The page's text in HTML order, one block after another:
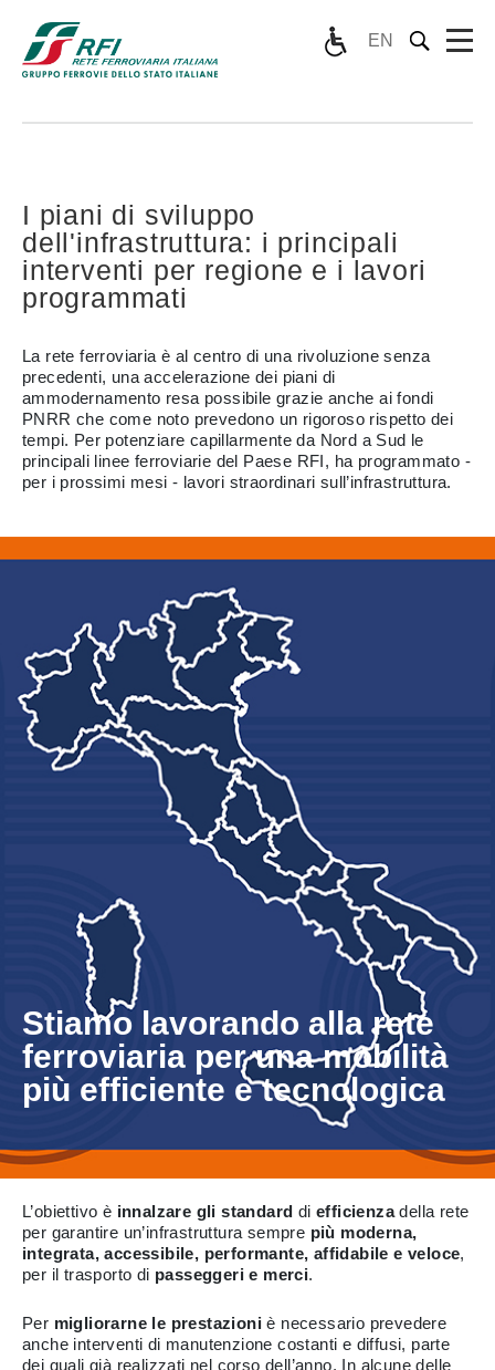
EN
I piani di sviluppo
dell'infrastruttura: i principali
interventi per regione e i lavori
programmati
La rete ferroviaria è al centro di una rivoluzione senza
precedenti, una accelerazione dei piani di
ammodernamento resa possibile grazie anche ai fondi
PNRR che come noto prevedono un rigoroso rispetto dei
tempi. Per potenziare capillarmente da Nord a Sud le
principali linee ferroviarie del Paese RFI, ha programmato -
per i prossimi mesi - lavori straordinari sull’infrastruttura.
Stiamo lavorando alla rete
ferroviaria per una mobilità
più efficiente e tecnologica
L’obiettivo è innalzare gli standard diefficienzadella rete
per garantire un’infrastruttura sempre più moderna,
integrata, accessibile, performante, affidabile e veloce,
per il trasporto di passeggeri e merci.
Per migliorarne le prestazioniè necessario prevedere
anche interventi di manutenzione costanti e diffusi, parte
dei quali già realizzati nel corso dell’anno. In alcune delle